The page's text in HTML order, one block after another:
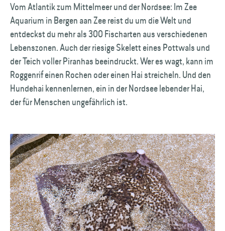
Vom Atlantik zum Mittelmeer und der Nordsee: Im Zee
Aquarium in Bergen aan Zee reist du um die Welt und
entdeckst du mehr als 300 Fisch­arten aus verschiedenen
Lebenszonen. Auch der riesige Skelett eines Pottwals und
der Teich voller Piranhas beeindruckt. Wer es wagt, kann im
Roggenrif einen Rochen oder einen Hai streicheln. Und den
Hundehai kennenlernen, ein in der Nordsee lebender Hai,
der für Menschen ungefährlich ist.